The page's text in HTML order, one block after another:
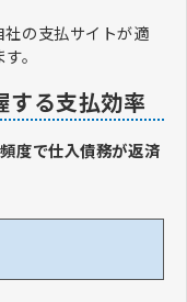
社の支払サイトが適
。
する支払効率
度で仕入債務が返済